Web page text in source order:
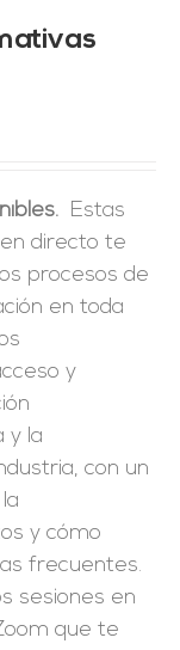
Estas
directo te
procesos de
en toda
y
y la
con un
y cómo
frecuentes.
sesiones en
que te